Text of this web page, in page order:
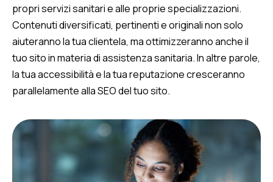
propri servizi sanitari e alle proprie specializzazioni.
Contenuti diversificati, pertinenti e originali non solo
aiuteranno la tua clientela, ma ottimizzeranno anche il
tuo sito in materia di assistenza sanitaria. In altre parole,
la tua accessibilità e la tua reputazione cresceranno
parallelamente alla SEO del tuo sito.